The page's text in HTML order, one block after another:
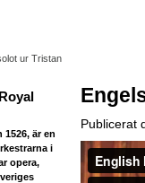
ur Tristan
1526, är en
i
opera,
Publicerat